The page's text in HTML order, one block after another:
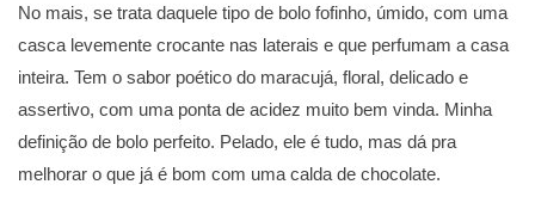
No mais, se trata daquele tipo de bolo fofinho, úmido, com uma
casca levemente crocante nas laterais e que perfumam a casa
inteira. Tem o sabor poético do maracujá, floral, delicado e
assertivo, com uma ponta de acidez muito bem vinda. Minha
definição de bolo perfeito. Pelado, ele é tudo, mas dá pra
melhorar o que já é bom com uma calda de chocolate.